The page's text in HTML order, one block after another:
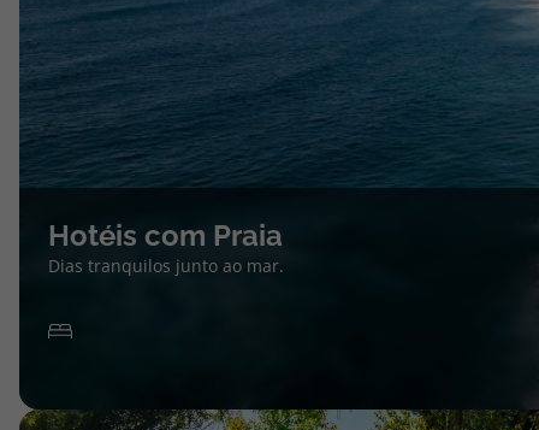
Hotéis com Praia
Dias tranquilos junto ao mar.